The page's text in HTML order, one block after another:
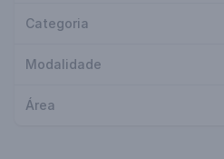
Categoria
Modalidade
Área